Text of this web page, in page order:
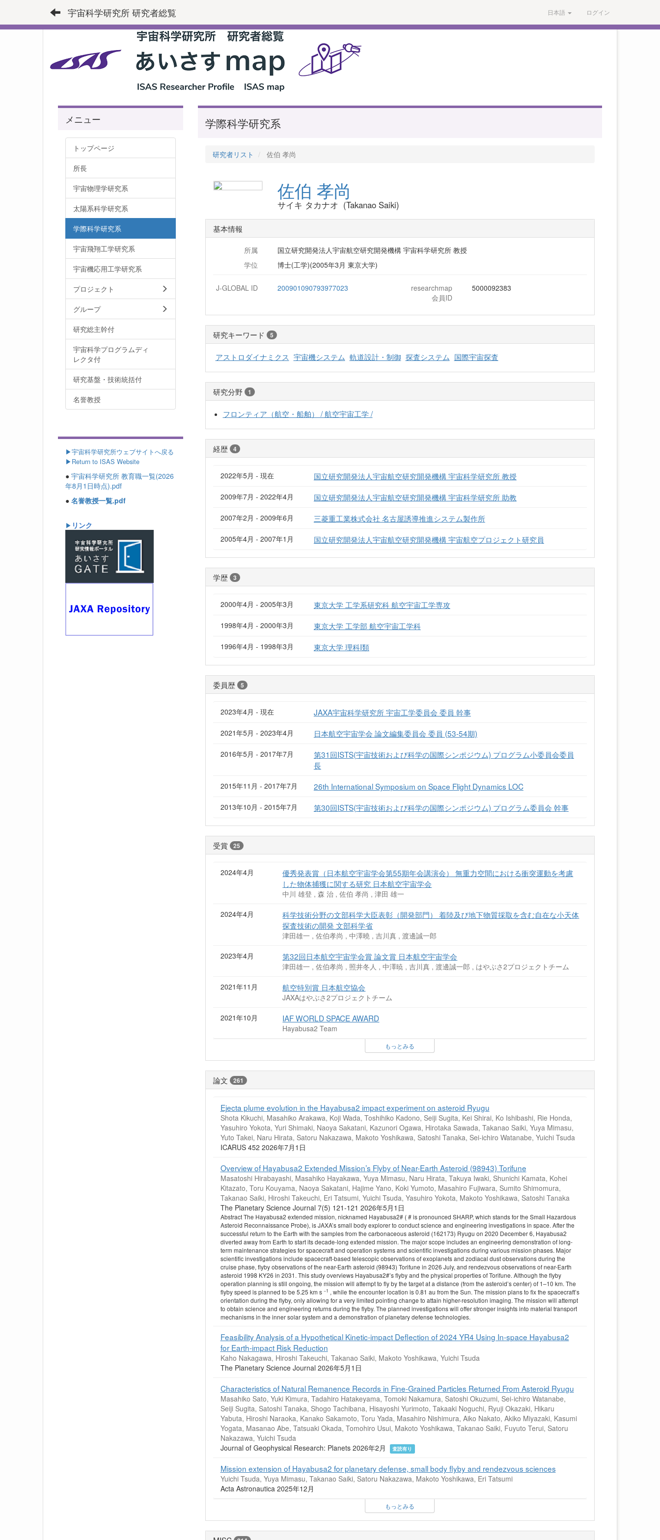
宇宙科学研究所 研究者総覧 日本語 ログイン
学際科学研究系
研究者リスト 佐伯 孝尚
佐伯 孝尚
サイキ タカナオ (Takanao Saiki)
基本情報
所属
国立研究開発法人宇宙航空研究開発機構 宇宙科学研究所 教授
学位
博士(工学)(2005年3月 東京大学)
J-GLOBAL ID 200901090793977023
researchmap
会員ID
5000092383
研究キーワード 5
アストロダイナミクス 宇宙機システム 軌道設計・制御 探査システム 国際宇宙探査
研究分野 1
フロンティア（航空・船舶） / 航空宇宙工学 /
経歴 4
2022年5月 - 現在 国立研究開発法人宇宙航空研究開発機構 宇宙科学研究所 教授
2009年7月 - 2022年4月 国立研究開発法人宇宙航空研究開発機構 宇宙科学研究所 助教
2007年2月 - 2009年6月 三菱重工業株式会社 名古屋誘導推進システム製作所
2005年4月 - 2007年1月 国立研究開発法人宇宙航空研究開発機構 宇宙航空プロジェクト研究員
学歴 3
2000年4月 - 2005年3月 東京大学 工学系研究科 航空宇宙工学専攻
1998年4月 - 2000年3月 東京大学 工学部 航空宇宙工学科
1996年4月 - 1998年3月 東京大学 理科I類
委員歴 5
2023年4月 - 現在 JAXA宇宙科学研究所 宇宙工学委員会 委員 幹事
2021年5月 - 2023年4月 日本航空宇宙学会 論文編集委員会 委員 (53-54期)
2016年5月 - 2017年7月
第31回ISTS(宇宙技術および科学の国際シンポジウム) プログラム小委員会委員
長
2015年11月 - 2017年7月 26th International Symposium on Space Flight Dynamics LOC
2013年10月 - 2015年7月 第30回ISTS(宇宙技術および科学の国際シンポジウム) プログラム委員会 幹事
受賞 25
2024年4月
優秀発表賞（日本航空宇宙学会第55期年会講演会） 無重力空間における衝突運動を考慮
した物体捕獲に関する研究 日本航空宇宙学会
中川 雄登 , 森 治 , 佐伯 孝尚 , 津田 雄一
2024年4月
科学技術分野の文部科学大臣表彰（開発部門） 着陸及び地下物質採取を含む自在な小天体
探査技術の開発 文部科学省
津田雄一 , 佐伯孝尚 , 中澤曉 , 吉川真 , 渡邊誠一郎
2023年4月 第32回日本航空宇宙学会賞 論文賞 日本航空宇宙学会
津田雄一 , 佐伯孝尚 , 照井冬人 , 中澤暁 , 吉川真 , 渡邊誠一郎 , はやぶさ2プロジェクトチーム
2021年11月 航空特別賞 日本航空協会
JAXAはやぶさ2プロジェクトチーム
2021年10月 IAF WORLD SPACE AWARD
Hayabusa2 Team
もっとみる
論文 261
Ejecta plume evolution in the Hayabusa2 impact experiment on asteroid Ryugu
Shota Kikuchi, Masahiko Arakawa, Koji Wada, Toshihiko Kadono, Seiji Sugita, Kei Shirai, Ko Ishibashi, Rie Honda,
Yasuhiro Yokota, Yuri Shimaki, Naoya Sakatani, Kazunori Ogawa, Hirotaka Sawada, Takanao Saiki, Yuya Mimasu,
Yuto Takei, Naru Hirata, Satoru Nakazawa, Makoto Yoshikawa, Satoshi Tanaka, Sei-ichiro Watanabe, Yuichi Tsuda
ICARUS 452 2026年7月1日
Overview of Hayabusa2 Extended Mission’s Flyby of Near-Earth Asteroid (98943) Torifune
Masatoshi Hirabayashi, Masahiko Hayakawa, Yuya Mimasu, Naru Hirata, Takuya Iwaki, Shunichi Kamata, Kohei
Kitazato, Toru Kouyama, Naoya Sakatani, Hajime Yano, Koki Yumoto, Masahiro Fujiwara, Sumito Shimomura,
Takanao Saiki, Hiroshi Takeuchi, Eri Tatsumi, Yuichi Tsuda, Yasuhiro Yokota, Makoto Yoshikawa, Satoshi Tanaka
The Planetary Science Journal 7(5) 121-121 2026年5月1日
Abstract The Hayabusa2 extended mission, nicknamed Hayabusa2# ( # is pronounced SHARP, which stands for the Small Hazardous
Asteroid Reconnaissance Probe), is JAXA’s small body explorer to conduct science and engineering investigations in space. After the
successful return to the Earth with the samples from the carbonaceous asteroid (162173) Ryugu on 2020 December 6, Hayabusa2
diverted away from Earth to start its decade-long extended mission. The major scope includes an engineering demonstration of long-
term maintenance strategies for spacecraft and operation systems and scientific investigations during various mission phases. Major
scientific investigations include spacecraft-based telescopic observations of exoplanets and zodiacal dust observations during the
cruise phase, flyby observations of the near-Earth asteroid (98943) Torifune in 2026 July, and rendezvous observations of near-Earth
asteroid 1998 KY26 in 2031. This study overviews Hayabusa2#’s flyby and the physical properties of Torifune. Although the flyby
operation planning is still ongoing, the mission will attempt to fly by the target at a distance (from the asteroid’s center) of 1–10 km. The
flyby speed is planned to be 5.25 km s −1 , while the encounter location is 0.81 au from the Sun. The mission plans to fix the spacecraft’s
orientation during the flyby, only allowing for a very limited pointing change to attain higher-resolution imaging. The mission will attempt
to obtain science and engineering returns during the flyby. The planned investigations will offer stronger insights into material transport
mechanisms in the inner solar system and a demonstration of planetary defense technologies.
Feasibility Analysis of a Hypothetical Kinetic-impact Deflection of 2024 YR4 Using In-space Hayabusa2
for Earth-impact Risk Reduction
Kaho Nakagawa, Hiroshi Takeuchi, Takanao Saiki, Makoto Yoshikawa, Yuichi Tsuda
The Planetary Science Journal 2026年5月1日
Characteristics of Natural Remanence Records in Fine‐Grained Particles Returned From Asteroid Ryugu
Masahiko Sato, Yuki Kimura, Tadahiro Hatakeyama, Tomoki Nakamura, Satoshi Okuzumi, Sei‐ichiro Watanabe,
Seiji Sugita, Satoshi Tanaka, Shogo Tachibana, Hisayoshi Yurimoto, Takaaki Noguchi, Ryuji Okazaki, Hikaru
Yabuta, Hiroshi Naraoka, Kanako Sakamoto, Toru Yada, Masahiro Nishimura, Aiko Nakato, Akiko Miyazaki, Kasumi
Yogata, Masanao Abe, Tatsuaki Okada, Tomohiro Usui, Makoto Yoshikawa, Takanao Saiki, Fuyuto Terui, Satoru
Nakazawa, Yuichi Tsuda
Journal of Geophysical Research: Planets 2026年2月
査読有り
Mission extension of Hayabusa2 for planetary defense, small body flyby and rendezvous sciences
Yuichi Tsuda, Yuya Mimasu, Takanao Saiki, Satoru Nakazawa, Makoto Yoshikawa, Eri Tatsumi
Acta Astronautica 2025年12月
もっとみる
メニュー
トップページ
所長
宇宙物理学研究系
太陽系科学研究系
学際科学研究系
宇宙飛翔工学研究系
宇宙機応用工学研究系
プロジェクト
グループ
研究総主幹付
宇宙科学プログラムディ
レクタ付
研究基盤・技術統括付
名誉教授
▶宇宙科学研究所ウェブサイトへ戻る
▶Return to ISAS Website
● 宇宙科学研究所 教育職一覧(2026
年8月1日時点).pdf
● 名誉教授一覧.pdf
▶ リンク